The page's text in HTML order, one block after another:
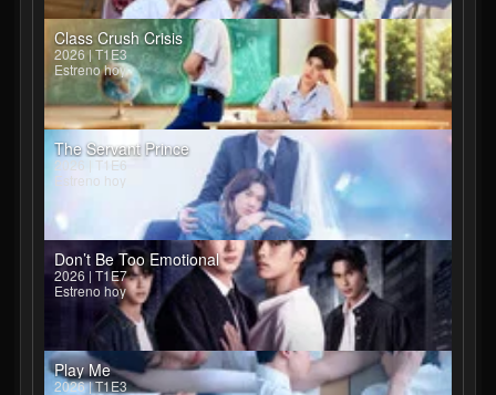
Class Crush Crisis
2026 | T1E3
Estreno hoy
The Servant Prince
2026 | T1E6
Estreno hoy
Don’t Be Too Emotional
2026 | T1E7
Estreno hoy
Play Me
2026 | T1E3